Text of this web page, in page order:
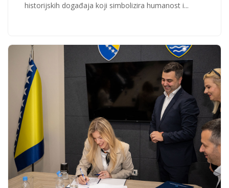
historijskih događaja koji simbolizira humanost i...